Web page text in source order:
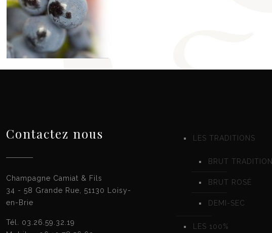
Contactez nous
Champagne Camiat & Fils
34 - 58 Grande Rue, 51130 Loisy-
en-Brie
Tél. 03.26.59.32.19
LES TRADITIONS
BRUT TRADITION
BRUT ROSÉ
DEMI-SEC
LES 100%